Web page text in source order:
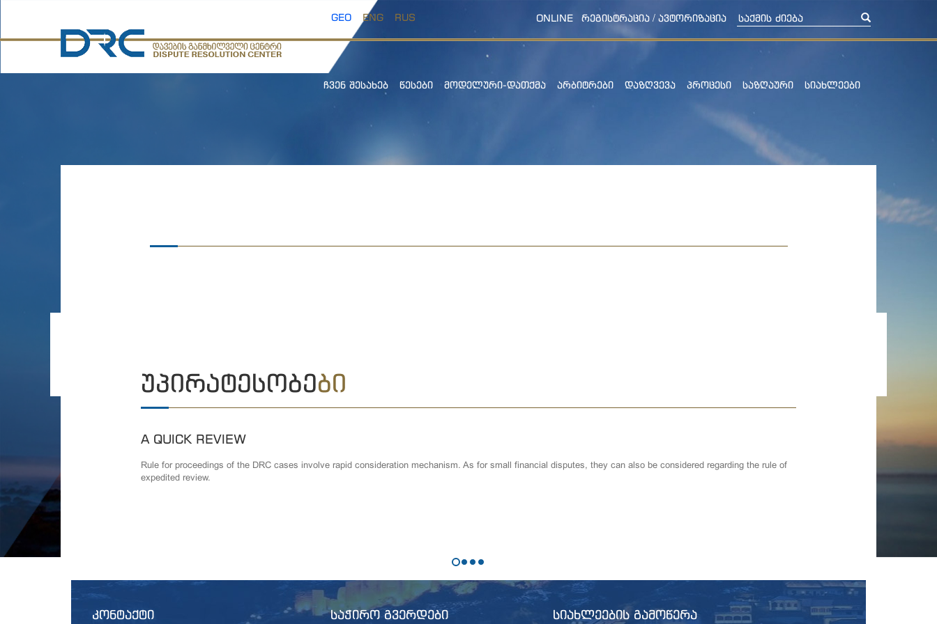
GEO ENG RUS ONLINE ᲠᲔᲒᲘᲡᲢᲠᲐᲪᲘᲐ / ᲐᲕᲢᲝᲠᲘᲖᲐᲪᲘᲐ
ᲩᲕᲔᲜ ᲨᲔᲡᲐᲮᲔᲑ ᲬᲔᲡᲔᲑᲘ ᲛᲝᲓᲔᲚᲣᲠᲘ-ᲓᲐᲗᲥᲛᲐ ᲐᲠᲑᲘᲢᲠᲔᲑᲘ ᲓᲐᲖᲦᲕᲔᲕᲐ ᲞᲠᲝᲪᲔᲡᲘ ᲡᲐᲖᲦᲐᲣᲠᲘ ᲡᲘᲐᲮᲚᲔᲔᲑᲘ
ᲣᲞᲘᲠᲐᲢᲔᲡᲝᲑᲔᲑᲘ
A QUICK REVIEW
Rule for proceedings of the DRC cases involve rapid consideration mechanism. As for small financial disputes, they can also be considered regarding the rule of
expedited review.
ᲙᲝᲜᲢᲐᲥᲢᲘ ᲡᲐᲭᲘᲠᲝ ᲒᲕᲔᲠᲓᲔᲑᲘ ᲡᲘᲐᲮᲚᲔᲔᲑᲘᲡ ᲒᲐᲛᲝᲬᲔᲠᲐ